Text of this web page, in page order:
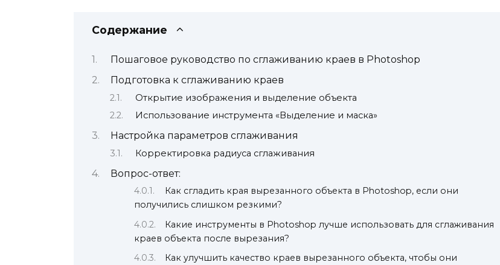
Содержание
Пошаговое руководство по сглаживанию краев в Photoshop
Подготовка к сглаживанию краев
Открытие изображения и выделение объекта
Использование инструмента «Выделение и маска»
Настройка параметров сглаживания
Корректировка радиуса сглаживания
Вопрос-ответ:
Как сгладить края вырезанного объекта в Photoshop, если они
получились слишком резкими?
Какие инструменты в Photoshop лучше использовать для сглаживания
краев объекта после вырезания?
Как улучшить качество краев вырезанного объекта, чтобы они